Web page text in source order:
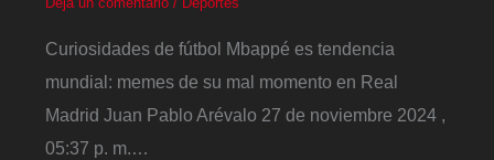
Curiosidades de fútbol Mbappé es tendencia
mundial: memes de su mal momento en Real
Madrid Juan Pablo Arévalo 27 de noviembre 2024 ,
05:37 p. m.…